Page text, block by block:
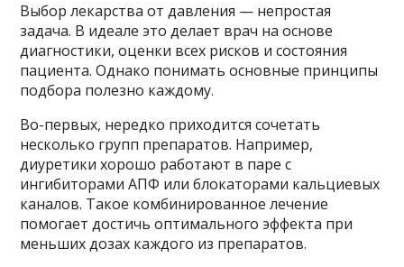
Выбор лекарства от давления — непростая
задача. В идеале это делает врач на основе
диагностики, оценки всех рисков и состояния
пациента. Однако понимать основные принципы
подбора полезно каждому.
Во-первых, нередко приходится сочетать
несколько групп препаратов. Например,
диуретики хорошо работают в паре с
ингибиторами АПФ или блокаторами кальциевых
каналов. Такое комбинированное лечение
помогает достичь оптимального эффекта при
меньших дозах каждого из препаратов.